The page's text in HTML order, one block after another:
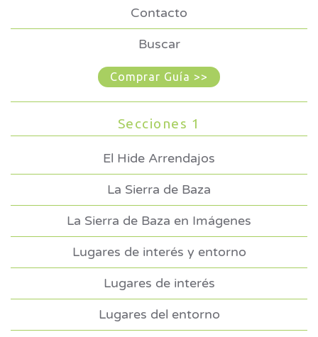
Contacto
Buscar
Comprar Guía >>
Secciones 1
El Hide Arrendajos
La Sierra de Baza
La Sierra de Baza en Imágenes
Lugares de interés y entorno
Lugares de interés
Lugares del entorno